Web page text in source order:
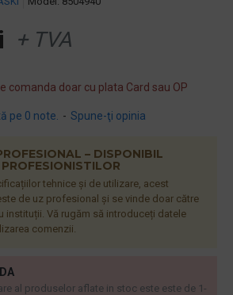
pe 0 note. - Spune-ţi opinia
+ TVA
comanda doar cu plata Card sau OP
– DISPONIBIL
tehnice și de utilizare, acest
de uz profesional și se vinde doar către
instituții. Vă rugăm să introduceți datele
comenzii.
al produselor aflate in stoc este este de 1-